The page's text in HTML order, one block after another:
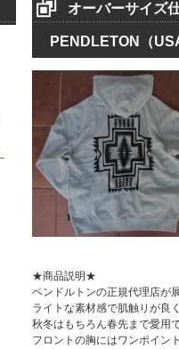
オーバーサイズ
PENDLETON（
★商品説明★
ペンドルトンの正規代理店が
ライトな素材感で肌触りが良
秋冬はもちろん春先まで愛用
フロントの胸にはワンポイン